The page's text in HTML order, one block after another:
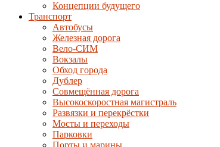
Концепции будущего
Транспорт
Автобусы
Железная дорога
Вело-СИМ
Вокзалы
Обход города
Дублер
Совмещённая дорога
Высокоскоростная магистраль
Развязки и перекрёстки
Мосты и переходы
Парковки
Порты и марины